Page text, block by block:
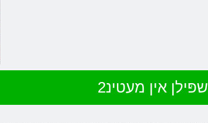
שפּילן אין מעטינ2